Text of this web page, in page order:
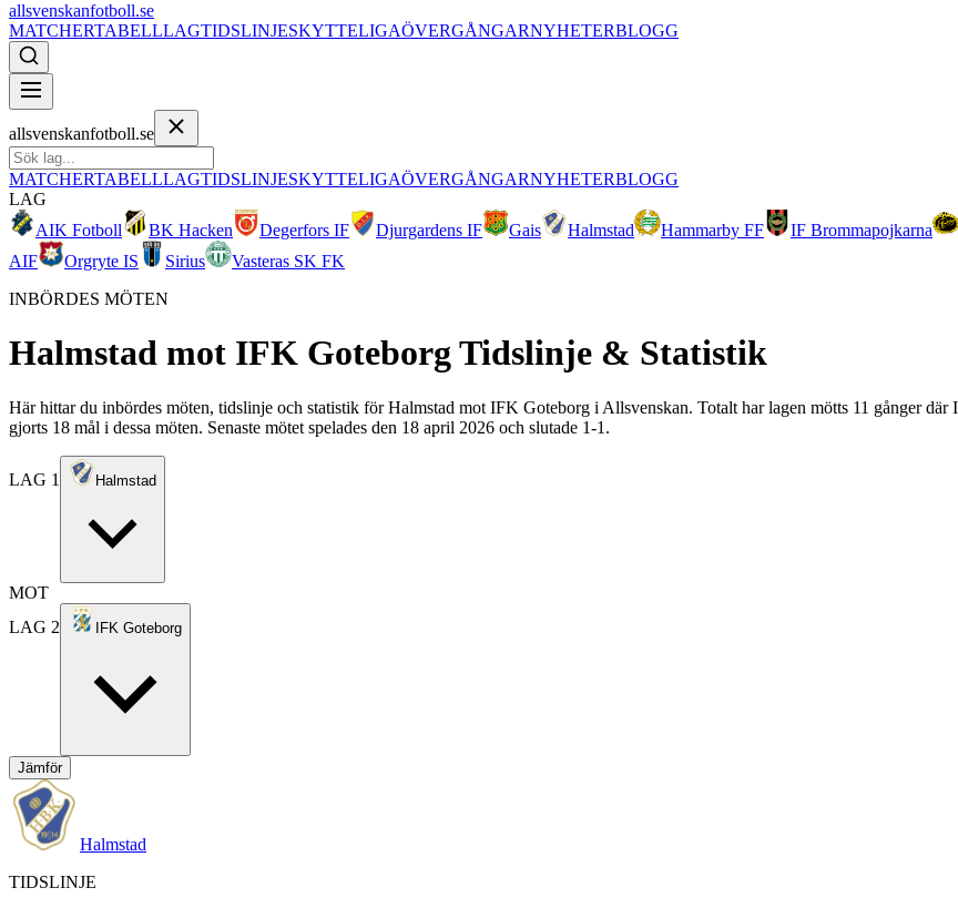
allsvenskanfotboll.se
MATCHERTABELLLAGTIDSLINJESKYTTELIGAÖVERGÅNGARNYHETERBLOGG
allsvenskanfotboll.se
MATCHERTABELLLAGTIDSLINJESKYTTELIGAÖVERGÅNGARNYHETERBLOGG
LAG
AIK Fotboll
BK Hacken Degerfors IF Djurgardens IF Gais Halmstad Hammarby FF IF Brommapojkarna
AIF
Orgryte IS Sirius
Vasteras SK FK
INBÖRDES MÖTEN
Halmstad mot IFK GoteborgTidslinje & Statistik
Här hittar du inbördes möten, tidslinje och statistik för Halmstad mot IFK Goteborg i Allsvenskan. Totalt har lagen mötts 11 gånger
gjorts 18 mål i dessa möten. Senaste mötet spelades den 18 april 2026 och slutade 1-1.
LAG 1 Halmstad
MOT
LAG 2
IFK Goteborg
Jämför
Halmstad
TIDSLINJE